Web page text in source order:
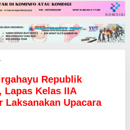
r
n
g
Republik
Lapas Kelas IIA
Laksanakan Upacara